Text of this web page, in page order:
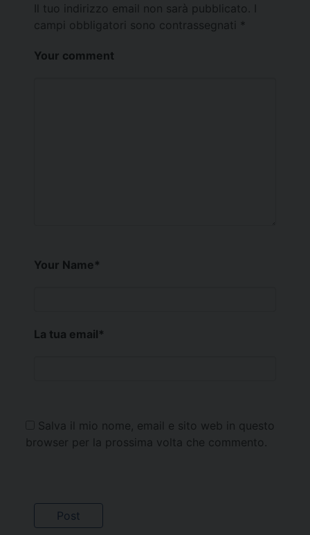
Il tuo indirizzo email non sarà pubblicato.
campi obbligatori sono contrassegnati *
Your comment
Your Name*
La tua email*
Salva il mio nome, email e sito web in questo
browser per la prossima volta che commento.